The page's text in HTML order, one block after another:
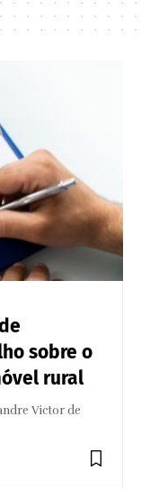
sobre o
rural
Victor de